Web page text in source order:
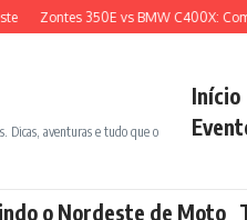
Zontes 350E vs BMW C400X:
Dicas, aventuras e tudo que o
Início
o Nordeste de Moto